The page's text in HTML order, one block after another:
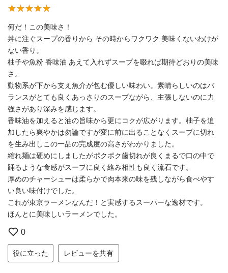
何だ！この美味さ！
丼に注ぐスープの香りから その時からワクワク 美味くないわけが
ない香り。
柚子や魚粉 香味油 あえて入れずスープを啜れば期待どおりの美味
さ。
動物系が下から支え魚介が包む優しい味わい。素晴らしいのはバ
ランスがとても良くあっさりのスープながら、主張しないのに力
強さがあり深みを感じます。
香味油を加えると油の旨味から更にコクが広がります。柚子を追
加したら爽やかは勿論ですが変に前に出ることなくスープに切れ
を生み出しこの一品の完成度の高さがわかりました。
縮れ麺は硬めにしましたがポクポク歯切れが良くまるで口の中で
踊るような食感がスープに良く絡み相性も良く流石です。
厚めのチャーシューは柔らかで肉本来の味を残しながら食べやす
い良い味付けでした。
これが東京ラーメンなんだ！と実感するスーパーな逸材です。
ほんとに美味しいラーメンでした。
0
役に立った レビューを共有